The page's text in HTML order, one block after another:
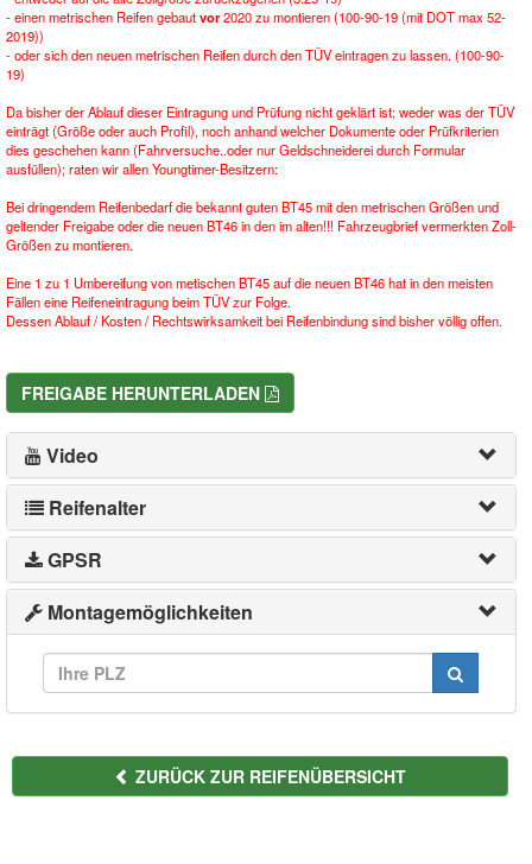
- einen metrischen Reifen gebautvor2020 zu montieren (100-90-19 (mit DOT max 52-
2019))
- oder sich den neuen metrischen Reifen durch den TÜV eintragen zu lassen. (100-90-
19)
Da bisher der Ablauf dieser Eintragung und Prüfung nicht geklärt ist; weder was der TÜV
einträgt (Größe oder auch Profil), noch anhand welcher Dokumente oder Prüfkriterien
dies geschehen kann (Fahrversuche..oder nur Geldschneiderei durch Formular
ausfüllen); raten wir allen Youngtimer-Besitzern:
Bei dringendem Reifenbedarf die bekannt guten BT45 mit den metrischen Größen und
geltender Freigabe oder die neuen BT46 in den im alten!!! Fahrzeugbrief vermerkten Zoll-
Größen zu montieren.
Eine 1 zu 1 Umbereifung von metischen BT45 auf die neuen BT46 hat in den meisten
Fällen eine Reifeneintragung beim TÜV zur Folge.
Dessen Ablauf / Kosten / Rechtswirksamkeit bei Reifenbindung sind bisher völlig offen.
FREIGABE HERUNTERLADEN
Video
Reifenalter
GPSR
Montagemöglichkeiten
ZURÜCK ZUR REIFENÜBERSICHT